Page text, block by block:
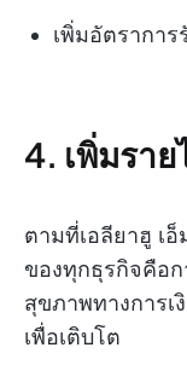
เพิ่มอัตรากา
4. เพิ่มราย
ตามที่เอลียาฮู เ
ของทุกธุรกิจคือก
สุขภาพทางการเ
เพื่อเติบโต